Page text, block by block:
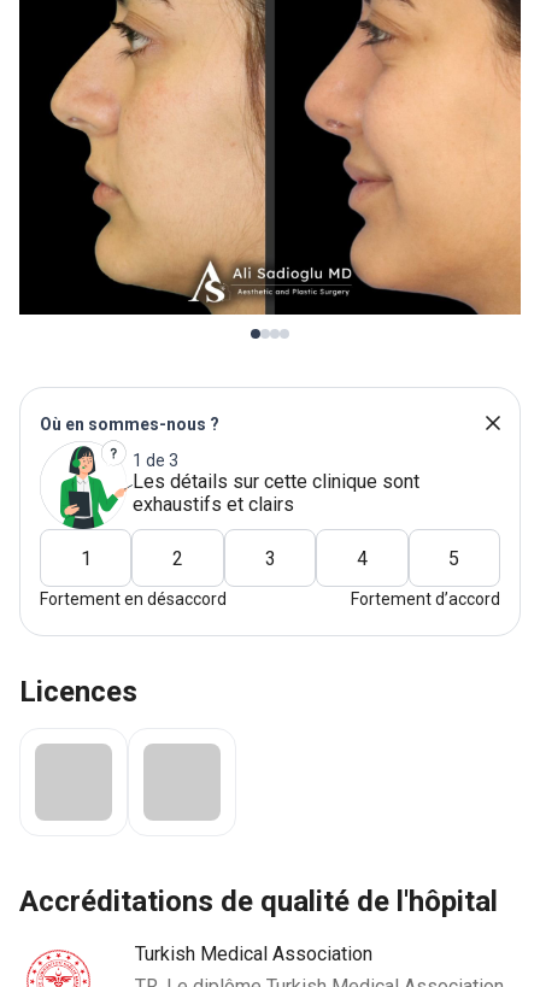
Où en sommes-nous ?
1 de 3
Les détails sur cette clinique sont
exhaustifs et clairs
1 2 3 4 5
Fortement en désaccord Fortement d’accord
Licences
accréditations de qualité de l'hôpital
Turkish Medical Association